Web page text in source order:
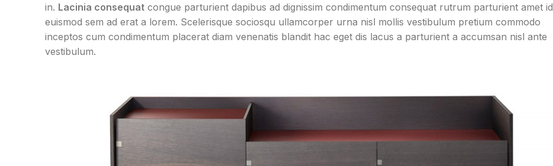
in. Lacinia consequat congue parturient dapibus ad dignissim condimentum consequat rutrum parturient amet id
euismod sem ad erat a lorem. Scelerisque sociosqu ullamcorper urna nisl mollis vestibulum pretium commodo
inceptos cum condimentum placerat diam venenatis blandit hac eget dis lacus a parturient a accumsan nisl ante
vestibulum.